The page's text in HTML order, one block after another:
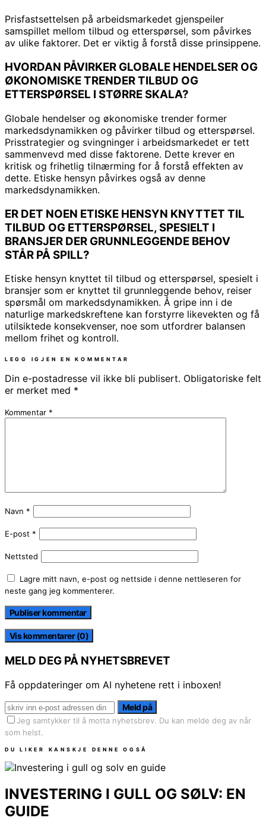
Prisfastsettelsen på arbeidsmarkedet gjenspeiler
samspillet mellom tilbud og etterspørsel, som påvirkes
av ulike faktorer. Det er viktig å forstå disse prinsippene.
HVORDAN PÅVIRKER GLOBALE HENDELSER OG
ØKONOMISKE TRENDER TILBUD OG
ETTERSPØRSEL I STØRRE SKALA?
Globale hendelser og økonomiske trender former
markedsdynamikken og påvirker tilbud og etterspørsel.
Prisstrategier og svingninger i arbeidsmarkedet er tett
sammenvevd med disse faktorene. Dette krever en
kritisk og frihetlig tilnærming for å forstå effekten av
dette. Etiske hensyn påvirkes også av denne
markedsdynamikken.
ER DET NOEN ETISKE HENSYN KNYTTET TIL
TILBUD OG ETTERSPØRSEL, SPESIELT I
BRANSJER DER GRUNNLEGGENDE BEHOV
STÅR PÅ SPILL?
Etiske hensyn knyttet til tilbud og etterspørsel, spesielt i
bransjer som er knyttet til grunnleggende behov, reiser
spørsmål om markedsdynamikken. Å gripe inn i de
naturlige markedskreftene kan forstyrre likevekten og få
utilsiktede konsekvenser, noe som utfordrer balansen
mellom frihet og kontroll.
LEGG IGJEN EN KOMMENTAR
Din e-postadresse vil ikke bli publisert. Obligatoriske felt
er merket med *
Kommentar *
Navn *
E-post *
Nettsted
Lagre mitt navn, e-post og nettside i denne nettleseren for
neste gang jeg kommenterer.
Vis kommentarer (0)
MELD DEG PÅ NYHETSBREVET
Få oppdateringer om AI nyhetene rett i inboxen!
Meld på
Jeg samtykker til å motta nyhetsbrev. Du kan melde deg av når
som helst.
DU LIKER KANSKJE DENNE OGSÅ
INVESTERING I GULL OG SØLV: EN
GUIDE